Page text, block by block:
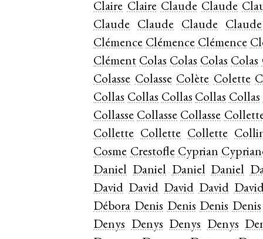
Claire Claire Claude Claude
Claude
Claude Claude
Claude
Clémence Clémence Clémence
Clément Colas Colas Colas Colas
Colasse Colasse Colète Colette
Collas Collas Collas Collas Collas
Collasse Collasse Collasse
Collette Collette Collette
Cosme Crestofle Cyprian
Daniel Daniel Daniel Daniel
David David David David
Débora Denis Denis Denis Denis
Denys
Denys Denys Denys